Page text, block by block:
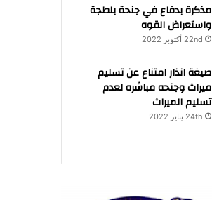
مذكرة بدفاع في جنحة بلطجة
واستعراض القوه
22nd أكتوبر 2022
صيغة انذار امتناع عن تسليم
ميراث وجنحه مباشره لعدم
تسليم الميراث
24th يناير 2022